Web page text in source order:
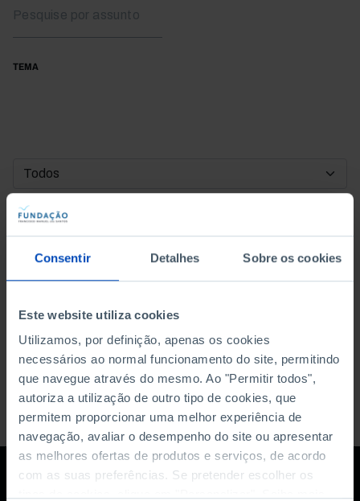
Consentir Detalhes Sobre os cookies
Este website utiliza cookies
Utilizamos, por definição, apenas os cookies
necessários ao normal funcionamento do site, permitindo
que navegue através do mesmo. Ao "Permitir todos",
autoriza a utilização de outro tipo de cookies, que
permitem proporcionar uma melhor experiência de
navegação, avaliar o desempenho do site ou apresentar
as melhores ofertas de produtos e serviços, de acordo
com as suas preferências. Se pretender escolher os
TEMA
DATA DE INÍCIO
DATA DE FIM